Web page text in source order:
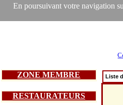
En poursuivant votre navigation
ZONE MEMBRE
RESTAURATEURS
Liste